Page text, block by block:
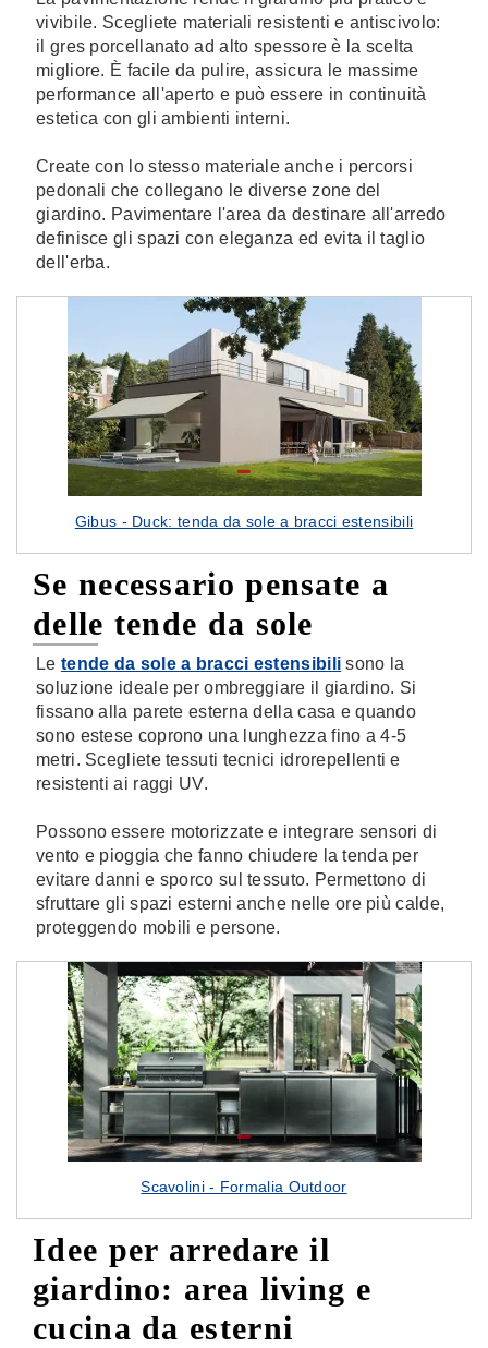
vivibile. Scegliete materiali resistenti e antiscivolo:
il gres porcellanato ad alto spessore è la scelta
migliore. È facile da pulire, assicura le massime
performance all'aperto e può essere in continuità
estetica con gli ambienti interni.
Create con lo stesso materiale anche i percorsi
pedonali che collegano le diverse zone del
giardino. Pavimentare l'area da destinare all'arredo
definisce gli spazi con eleganza ed evita il taglio
dell'erba.
Gibus - Duck: tenda da sole a bracci estensibili
Se necessario pensate a
delle tende da sole
Le tende da sole a bracci estensibili sono la
soluzione ideale per ombreggiare il giardino. Si
fissano alla parete esterna della casa e quando
sono estese coprono una lunghezza fino a 4-5
metri. Scegliete tessuti tecnici idrorepellenti e
resistenti ai raggi UV.
Possono essere motorizzate e integrare sensori di
vento e pioggia che fanno chiudere la tenda per
evitare danni e sporco sul tessuto. Permettono di
sfruttare gli spazi esterni anche nelle ore più calde,
proteggendo mobili e persone.
Scavolini - Formalia Outdoor
Idee per arredare il
giardino: area living e
cucina da esterni